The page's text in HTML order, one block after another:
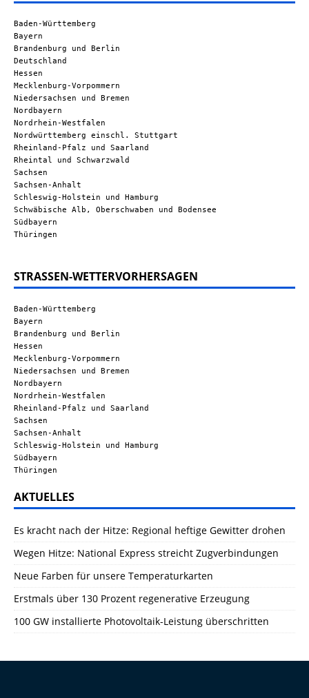
Baden-Württemberg
Bayern
Brandenburg und Berlin
Deutschland
Hessen
Mecklenburg-Vorpommern
Niedersachsen und Bremen
Nordbayern
Nordrhein-Westfalen
Nordwürttemberg einschl. Stuttgart
Rheinland-Pfalz und Saarland
Rheintal und Schwarzwald
Sachsen
Sachsen-Anhalt
Schleswig-Holstein und Hamburg
Schwäbische Alb, Oberschwaben und Bodensee
Südbayern
Thüringen
STRASSEN-WETTERVORHERSAGEN
Baden-Württemberg
Bayern
Brandenburg und Berlin
Hessen
Mecklenburg-Vorpommern
Niedersachsen und Bremen
Nordbayern
Nordrhein-Westfalen
Rheinland-Pfalz und Saarland
Sachsen
Sachsen-Anhalt
Schleswig-Holstein und Hamburg
Südbayern
Thüringen
AKTUELLES
Es kracht nach der Hitze: Regional heftige Gewitter drohen
Wegen Hitze: National Express streicht Zugverbindungen
Neue Farben für unsere Temperaturkarten
Erstmals über 130 Prozent regenerative Erzeugung
100 GW installierte Photovoltaik-Leistung überschritten